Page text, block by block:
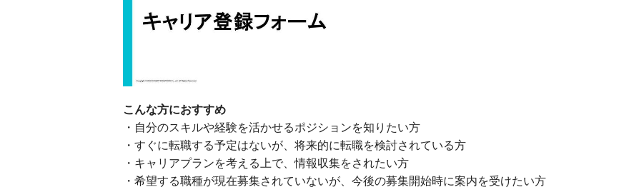
こんな方におすすめ
・自分のスキルや経験を活かせるポジションを知りたい方
・すぐに転職する予定はないが、将来的に転職を検討されている方
・キャリアプランを考える上で、情報収集をされたい方
・希望する職種が現在募集されていないが、今後の募集開始時に案内を受けたい方